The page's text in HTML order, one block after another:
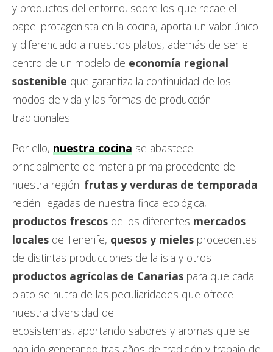
y productos del entorno, sobre los que recae el
papel protagonista en la cocina, aporta un valor único
y diferenciado a nuestros platos, además de ser el
centro de un modelo de economía regional
sostenible que garantiza la continuidad de los
modos de vida y las formas de producción
tradicionales.
Por ello, nuestra cocina se abastece
principalmente de materia prima procedente de
nuestra región: frutas y verduras de temporada
recién llegadas de nuestra finca ecológica,
productos frescos de los diferentes mercados
locales de Tenerife, quesos y mieles procedentes
de distintas producciones de la isla y otros
productos agrícolas de Canarias para que cada
plato se nutra de las peculiaridades que ofrece
nuestra diversidad de
ecosistemas, aportando sabores y aromas que se